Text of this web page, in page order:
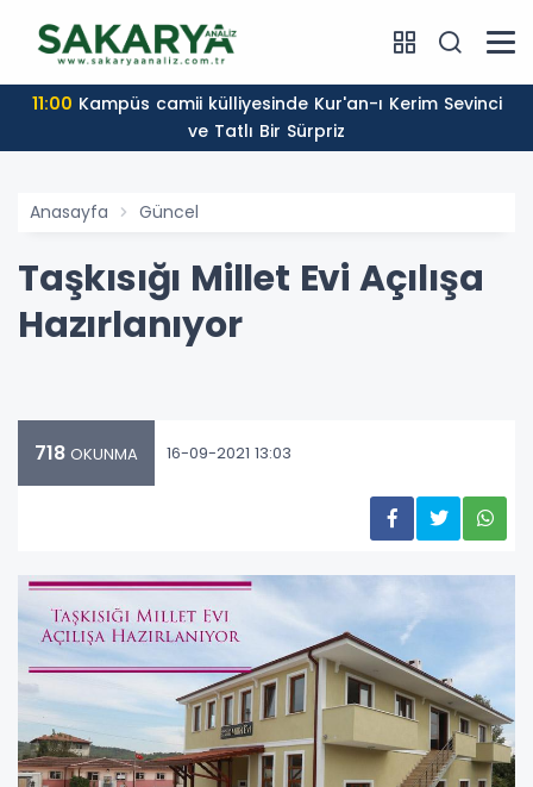
11:00
ve Tatlı Bir Sürpriz
Anasayfa Güncel
Taşkısığı Millet Evi Açılışa
Hazırlanıyor
718 OKUNMA 16-09-2021 13:03